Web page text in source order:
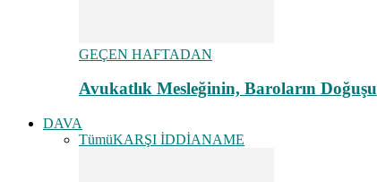
GEÇEN HAFTADAN
Avukatlık Mesleğinin, Baroların Doğuşu
DAVA
TümüKARŞI İDDİANAME